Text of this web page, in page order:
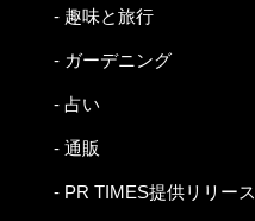
- 趣味と旅行
- ガーデニング
- 占い
- 通販
- PR TIMES提供リリース